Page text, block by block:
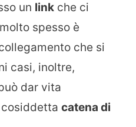
un link che ci
spesso è
che si
casi, inoltre,
dar vita
cosiddetta catena di